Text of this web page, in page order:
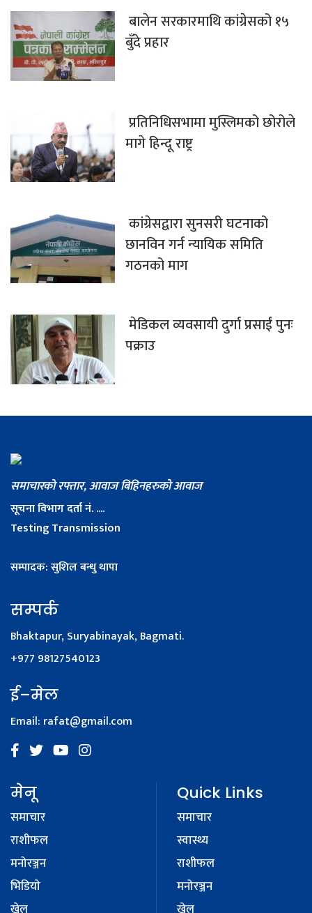
बालेन सरकारमाथि कांग्रेसको १५
बुँदे प्रहार
प्रतिनिधिसभामा मुस्लिमको छोरोले
मागे हिन्दू राष्ट्र
कांग्रेसद्वारा सुनसरी घटनाको
छानविन गर्न न्यायिक समिति
गठनको माग
मेडिकल व्यवसायी दुर्गा प्रसाईं पुनः
पक्राउ
समाचारको रफ्तार, आवाज बिहिनहरुको आवाज
सूचना विभाग दर्ता नं. ....
Testing Transmission
सम्पादक: सुशिल बन्धु थापा
सम्पर्क
Bhaktapur, Suryabinayak, Bagmati.
+977 98127540123
ई–मेल
Email: rafat@gmail.com
मेनू
समाचार
राशीफल
मनोरञ्जन
भिडियाे
Quick Links
समाचार
स्वास्थ्य
राशीफल
मनोरञ्जन